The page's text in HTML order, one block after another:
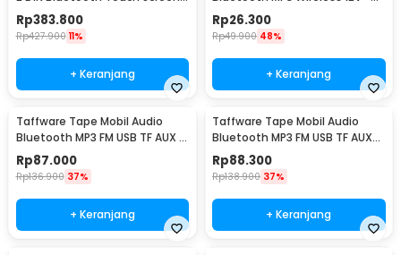
ISO 7 Inch - 7010B
Rp383.800
Rp427.900 11%
+ Keranjang
747D
Rp26.300
Rp49.900 48%
+ Keranjang
Taffware Tape Mobil Audio
Bluetooth MP3 FM USB TF AUX 12
Pin 12V 60W - MP3-S210L
Rp87.000
Rp136.900 37%
+ Keranjang
Taffware Tape Mobil Audio
Bluetooth MP3 FM USB TF AUX
12V 60W - MP3-S211L
Rp88.300
Rp138.900 37%
+ Keranjang